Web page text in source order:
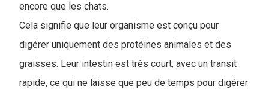
encore que les chats.
Cela signifie que leur organisme est conçu pour
digérer uniquement des protéines animales et des
graisses. Leur intestin est très court, avec un transit
rapide, ce qui ne laisse que peu de temps pour digérer